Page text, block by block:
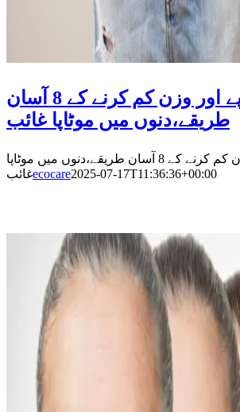
موٹاپے اور وزن کم کرنے کے 8 آسان
طریقے،دنوں میں موٹاپا غائب
موٹاپے اور وزن کم کرنے کے 8 آسان طریقے،دنوں میں موٹاپا
غائبecocare2025-07-17T11:36:36+00:00